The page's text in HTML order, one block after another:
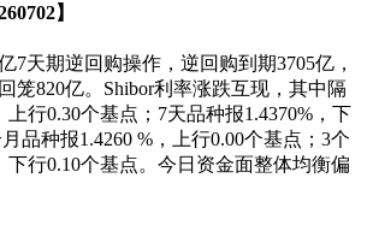
】
7天期逆回购操作，逆回购到期3705亿，
笼820亿。Shibor利率涨跌互现，其中隔
上行0.30个基点；7天品种报1.4370%，下
品种报1.4260 %，上行0.00个基点；3个
下行0.10个基点。今日资金面整体均衡偏